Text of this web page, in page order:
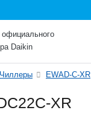
Чиллеры EWAD-C-XR
XR